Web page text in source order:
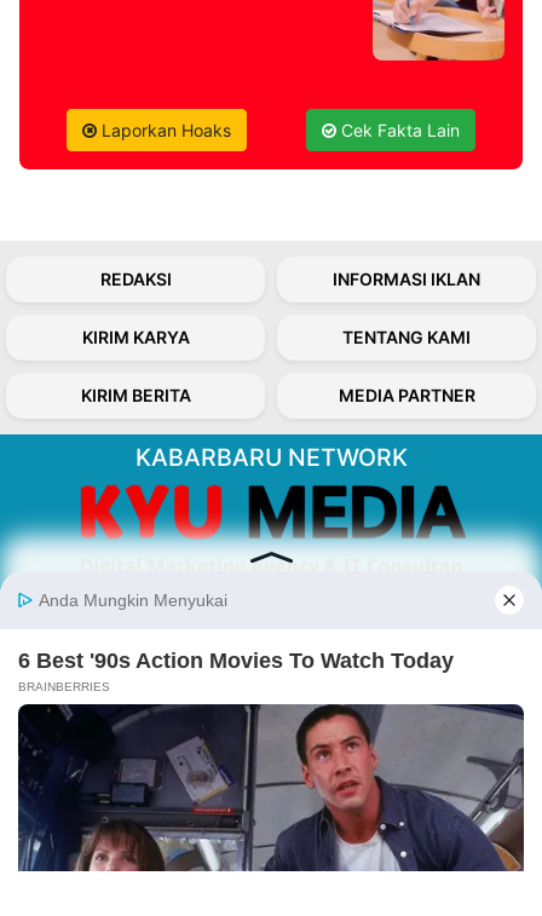
Laporkan Hoaks Cek Fakta Lain
REDAKSI INFORMASI IKLAN
KIRIM KARYA TENTANG KAMI
KIRIM BERITA MEDIA PARTNER
KABARBARU NETWORK
About Our Kabarbaru.co
inspiratif dari sudut pandang berbaik sangka
Follow Kabarbaru